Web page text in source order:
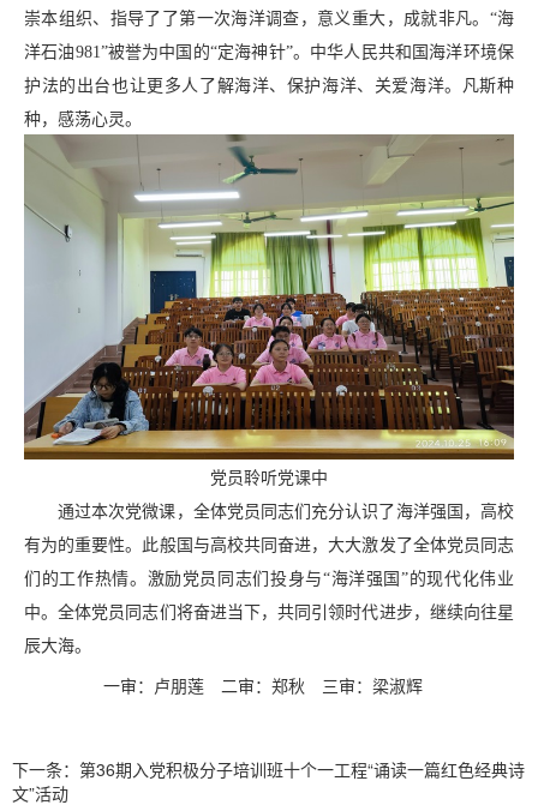
崇本组织、指导了了第一次海洋调查，意义重大，成就非凡。“海
洋石油981”被誉为中国的“定海神针”。中华人民共和国海洋环境保
护法的出台也让更多人了解海洋、保护海洋、关爱海洋。凡斯种
种，感荡心灵。
党员聆听党课中
通过本次党微课，全体党员同志们充分认识了海洋强国，高校
有为的重要性。此般国与高校共同奋进，大大激发了全体党员同志
们的工作热情。激励党员同志们投身与“海洋强国”的现代化伟业
中。全体党员同志们将奋进当下，共同引领时代进步，继续向往星
辰大海。
一审：卢朋莲 二审：郑秋 三审：梁淑辉
下一条： 第36期入党积极分子培训班十个一工程“诵读一篇红色经典诗
文”活动